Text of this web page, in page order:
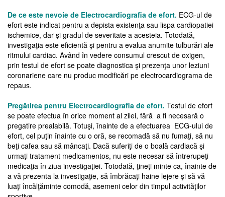
De ce este nevoie de Electrocardiografia de efort. ECG-ul de
efort este indicat pentru a depista existenţa sau lispa cardiopatiei
ischemice, dar şi gradul de severitate a acesteia. Totodată,
investigaţia este eficientă şi pentru a evalua anumite tulburări ale
ritmului cardiac. Având în vedere consumul crescut de oxigen,
prin testul de efort se poate diagnostica şi prezenţa unor leziuni
coronariene care nu produc modificări pe electrocardiograma de
repaus.
Pregătirea pentru Electrocardiografia de efort. Testul de efort
se poate efectua în orice moment al zilei, fără a fi necesară o
pregatire prealabilă. Totuşi, înainte de a efectuarea ECG-ului de
efort, cel puţin înainte cu o oră, se recomadă să nu fumaţi, să nu
beţi cafea sau să mâncaţi. Dacă suferiţi de o boală cardiacă şi
urmaţi tratament medicamentos, nu este necesar să întrerupeţi
medicaţia în ziua investigaţiei. Totodată, ţineţi minte ca, înainte de
a vă prezenta la investigaţie, să îmbrăcaţi haine lejere şi să vă
luaţi încălţăminte comodă, asemeni celor din timpul activităţilor